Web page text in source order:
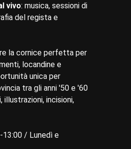
vivo: musica, sessioni di
del regista e
la cornice perfetta per
locandine e
unica per
tra gli anni '50 e '60
incisioni,
13:00 / Lunedì e